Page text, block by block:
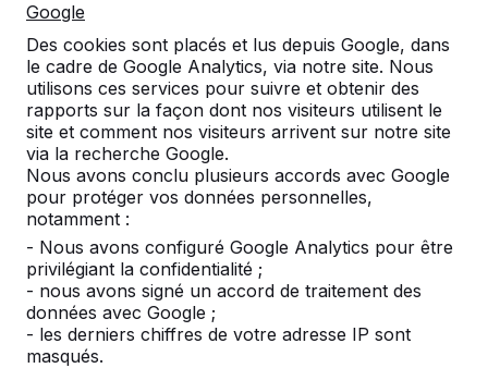
Google
Des cookies sont placés et lus depuis Google, dans
le cadre de Google Analytics, via notre site. Nous
utilisons ces services pour suivre et obtenir des
rapports sur la façon dont nos visiteurs utilisent le
site et comment nos visiteurs arrivent sur notre site
via la recherche Google.
Nous avons conclu plusieurs accords avec Google
pour protéger vos données personnelles,
notamment :
- Nous avons configuré Google Analytics pour être
privilégiant la confidentialité ;
- nous avons signé un accord de traitement des
données avec Google ;
- les derniers chiffres de votre adresse IP sont
masqués.
y a déjà un produit HeBlad installé près de
chez vous.
Produit
Tout afficher
Catégorie
Cherchez par ville ou par code postal